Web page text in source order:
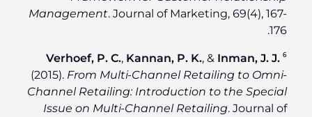
Management. Journal of Marketing, 69(4), 167-
176.
⁶
Verhoef, P. C., Kannan, P. K., & Inman, J. J.
(2015). From Multi-Channel Retailing to Omni-
Channel Retailing: Introduction to the Special
Issue on Multi-Channel Retailing. Journal of